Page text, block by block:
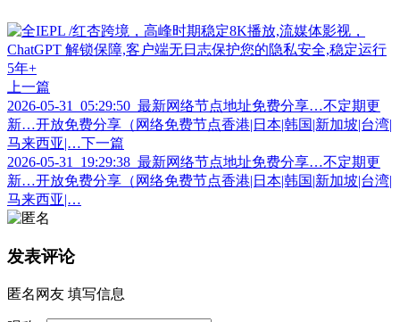
上一篇
2026-05-31_05:29:50_最新网络节点地址免费分享…不定期更
新…开放免费分享（网络免费节点香港|日本|韩国|新加坡|台湾|
马来西亚|… 下一篇
2026-05-31_19:29:38_最新网络节点地址免费分享…不定期更
新…开放免费分享（网络免费节点香港|日本|韩国|新加坡|台湾|
马来西亚|…
发表评论
匿名网友 填写信息